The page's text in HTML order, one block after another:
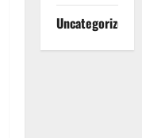
Uncategorized